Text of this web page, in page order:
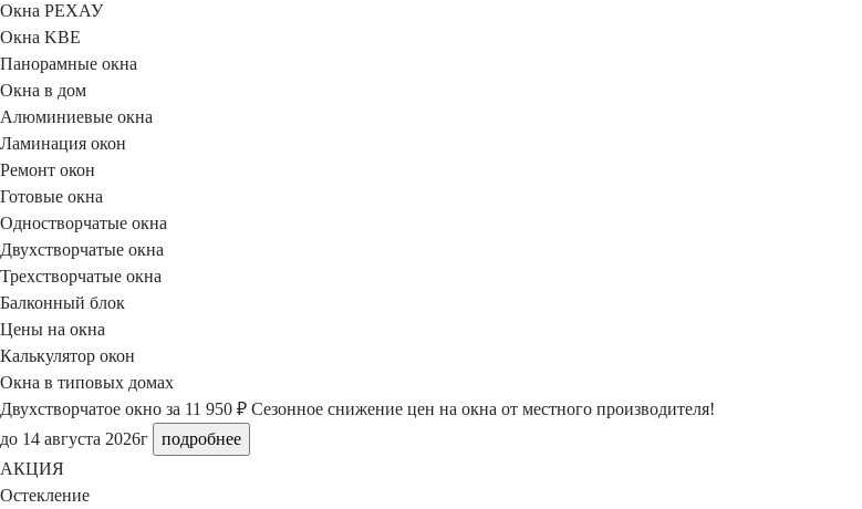
Окна РЕХАУ
Окна KBE
Панорамные окна
Окна в дом
Алюминиевые окна
Ламинация окон
Ремонт окон
Готовые окна
Одностворчатые окна
Двухстворчатые окна
Трехстворчатые окна
Балконный блок
Цены на окна
Калькулятор окон
Окна в типовых домах
Двухстворчатое окно за 11 950 ₽ Сезонное снижение цен на окна от местного производителя!
до 14 августа 2026г
подробнее
АКЦИЯ
Остекление